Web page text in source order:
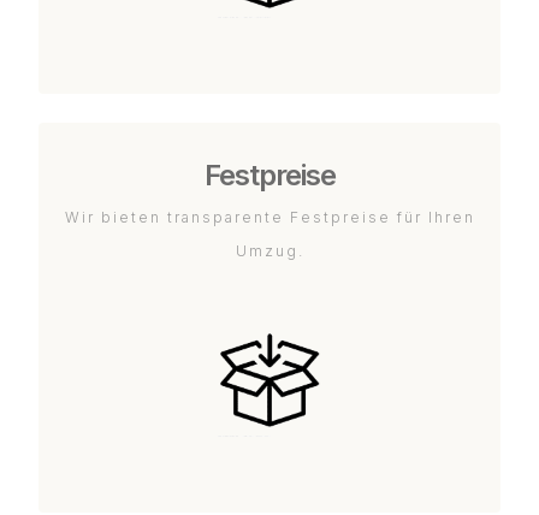
Festpreise
Wir bieten transparente Festpreise für Ihren
Umzug.